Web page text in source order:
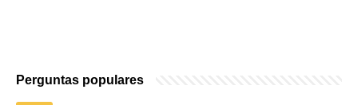
Perguntas populares